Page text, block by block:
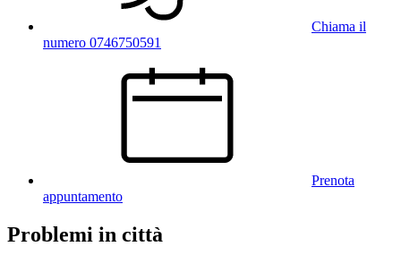
Chiama il
numero 0746750591
Prenota
appuntamento
Problemi in città